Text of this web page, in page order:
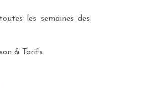
les semaines des
& Tarifs